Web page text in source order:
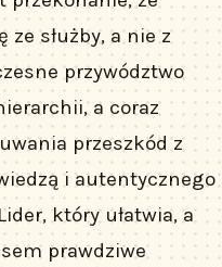
służby, a nie z
przywództwo
a coraz
przeszkód z
i autentycznego
który ułatwia, a
prawdziwe